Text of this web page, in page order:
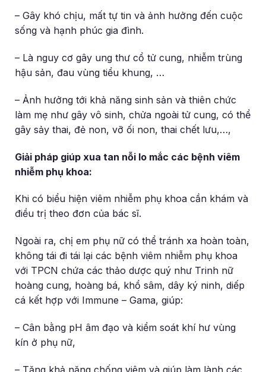
– Gây khó chịu, mất tự tin và ảnh hưởng đến cuộc
sống và hạnh phúc gia đình.
– Là nguy cơ gây ung thư cổ tử cung, nhiễm trùng
hậu sản, đau vùng tiểu khung, …
– Ảnh hưởng tới khả năng sinh sản và thiên chức
làm mẹ như gây vô sinh, chửa ngoài tử cung, có thể
gây sảy thai, đẻ non, vỡ ối non, thai chết lưu,…,
Giải pháp giúp xua tan nỗi lo mắc các bệnh viêm
nhiễm phụ khoa:
Khi có biểu hiện viêm nhiễm phụ khoa cần khám và
điều trị theo đơn của bác sĩ.
Ngoài ra, chị em phụ nữ có thể tránh xa hoàn toàn,
không tái đi tái lại các bệnh viêm nhiễm phụ khoa
với TPCN chứa các thảo dược quý như Trinh nữ
hoàng cung, hoàng bá, khổ sâm, dây ký ninh, diếp
cá kết hợp với Immune – Gama, giúp:
– Cân bằng pH âm đạo và kiểm soát khí hư vùng
kín ở phụ nữ,
– Tăng khả năng chống viêm và giúp làm lành các